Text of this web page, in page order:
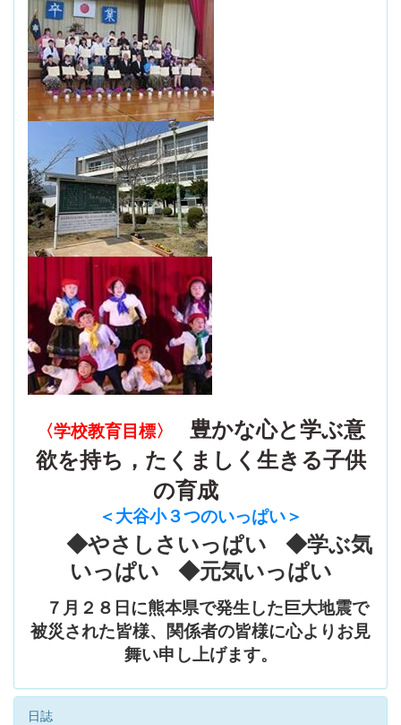
〈学校教育目標〉
豊かな心と学ぶ意
欲を持ち，たくましく生きる子供
の育成
＜大谷小３つのいっぱい＞
◆やさしさいっぱい ◆学ぶ気
いっぱい ◆元気いっぱい
７月２８日に熊本県で発生した巨大地震で
被災された皆様、関係者の皆様に心よりお見
舞い申し上げます。
日誌